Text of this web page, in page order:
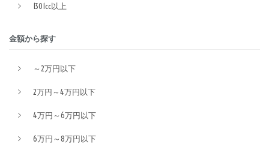
1301cc以上
金額から探す
～2万円以下
2万円～4万円以下
4万円～6万円以下
6万円～8万円以下